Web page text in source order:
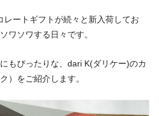
ートギフトが続々と新入荷してお
ワソワする日々です。
もぴったりな、dari K(ダリケー)のカ
）をご紹介します。